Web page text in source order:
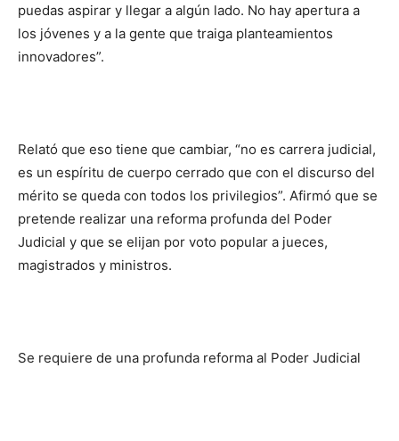
puedas aspirar y llegar a algún lado. No hay apertura a
los jóvenes y a la gente que traiga planteamientos
innovadores”.
Relató que eso tiene que cambiar, “no es carrera judicial,
es un espíritu de cuerpo cerrado que con el discurso del
mérito se queda con todos los privilegios”. Afirmó que se
pretende realizar una reforma profunda del Poder
Judicial y que se elijan por voto popular a jueces,
magistrados y ministros.
Se requiere de una profunda reforma al Poder Judicial